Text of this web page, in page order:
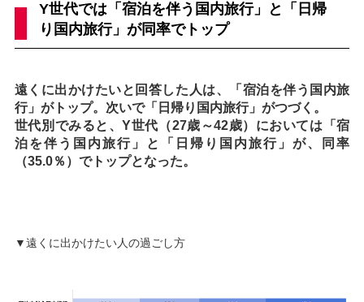
Y世代では「宿泊を伴う国内旅行」と「日帰
り国内旅行」が同率でトップ
遠くに出かけたいと回答した人は、「宿泊を伴う国内旅
行」がトップ。次いで「日帰り国内旅行」がつづく。
世代別でみると、Y世代（27歳～42歳）においては「宿
泊を伴う国内旅行」と「日帰り国内旅行」が、同率
（35.0％）でトップとなった。
▼遠くに出かけたい人の過ごし方